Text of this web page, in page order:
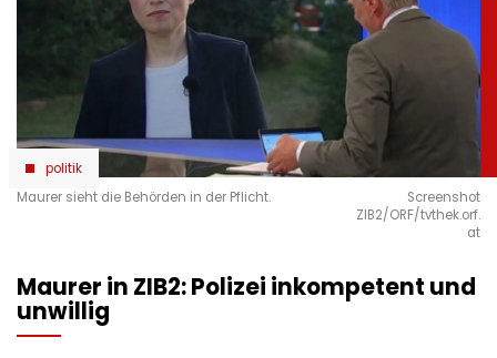
politik
Maurer sieht die Behörden in der Pflicht.
Screenshot
ZIB2/ORF/tvthek.orf.
at
Maurer in ZIB2: Polizei inkompetent und
unwillig